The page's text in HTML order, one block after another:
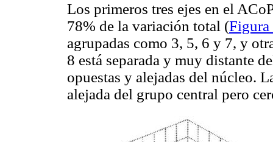
Los primeros tres ejes en el
78% de la variación total (Figura
agrupadas como 3, 5, 6 y 7, y
8 está separada y muy distante
opuestas y alejadas del núcleo.
alejada del grupo central pero